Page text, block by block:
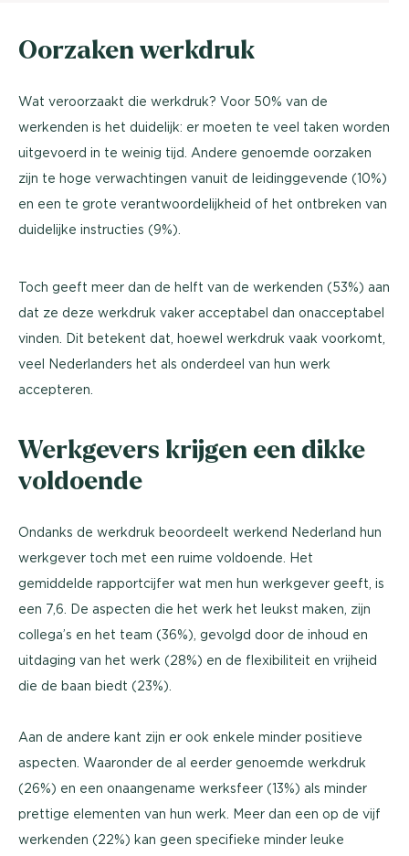
Oorzaken werkdruk
Wat veroorzaakt die werkdruk? Voor 50% van de
werkenden is het duidelijk: er moeten te veel taken worden
uitgevoerd in te weinig tijd. Andere genoemde oorzaken
zijn te hoge verwachtingen vanuit de leidinggevende (10%)
en een te grote verantwoordelijkheid of het ontbreken van
duidelijke instructies (9%).
Toch geeft meer dan de helft van de werkenden (53%) aan
dat ze deze werkdruk vaker acceptabel dan onacceptabel
vinden. Dit betekent dat, hoewel werkdruk vaak voorkomt,
veel Nederlanders het als onderdeel van hun werk
accepteren.
Werkgevers krijgen een dikke
voldoende
Ondanks de werkdruk beoordeelt werkend Nederland hun
werkgever toch met een ruime voldoende. Het
gemiddelde rapportcijfer wat men hun werkgever geeft, is
een 7,6. De aspecten die het werk het leukst maken, zijn
collega’s en het team (36%), gevolgd door de inhoud en
uitdaging van het werk (28%) en de flexibiliteit en vrijheid
die de baan biedt (23%).
Aan de andere kant zijn er ook enkele minder positieve
aspecten. Waaronder de al eerder genoemde werkdruk
(26%) en een onaangename werksfeer (13%) als minder
prettige elementen van hun werk. Meer dan een op de vijf
werkenden (22%) kan geen specifieke minder leuke